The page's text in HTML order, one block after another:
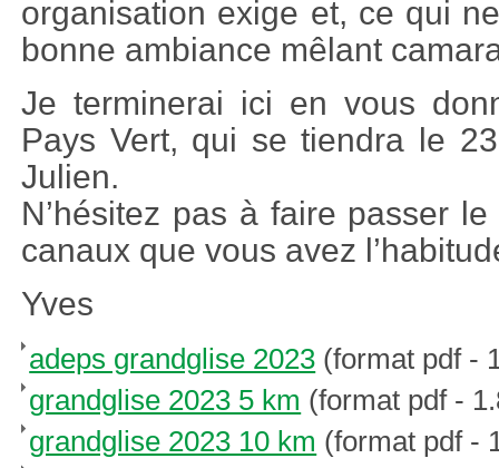
organisation exige et, ce qui
bonne ambiance mêlant
Je terminerai ici en vous
Pays Vert, qui se tiendra le
Julien.
N’hésitez pas à faire passer
canaux que vous avez
Yves
adeps grandglise 2023 (format pdf -
grandglise 2023 5 km (format pdf -
grandglise 2023 10 km (format pdf -